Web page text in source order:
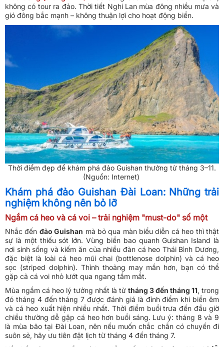
không có tour ra đảo. Thời tiết Nghi Lan mùa đông nhiều mưa và
gió đông bắc mạnh – không thuận lợi cho hoạt động biển.
Thời điểm đẹp để khám phá đảo Guishan thường từ tháng 3–11.
(Nguồn: Internet)
Khám phá đảo Guishan Đài Loan: Những trải
nghiệm không nên bỏ lỡ
Ngắm cá heo và cá voi – trải nghiệm "must-do" số một
Nhắc đến đảo Guishan mà bỏ qua màn biểu diễn cá heo thì thật
sự là một thiếu sót lớn. Vùng biển bao quanh Guishan Island là
nơi sinh sống và kiếm ăn của nhiều đàn cá heo Thái Bình Dương,
đặc biệt là loài cá heo mũi chai (bottlenose dolphin) và cá heo
sọc (striped dolphin). Thỉnh thoảng may mắn hơn, bạn có thể
gặp cả cá voi nhỏ lướt qua ngang tầm mắt.
Mùa ngắm cá heo lý tưởng nhất là từ tháng 3 đến tháng 11, trong
đó tháng 4 đến tháng 7 được đánh giá là đỉnh điểm khi biển êm
và cá heo xuất hiện nhiều nhất. Thời điểm buổi trưa đến đầu giờ
chiều thường dễ gặp cá heo hơn buổi sáng. Lưu ý: tháng 8 và 9
là mùa bão tại Đài Loan, nên nếu muốn chắc chắn có chuyến đi
suôn sẻ, hãy ưu tiên đặt lịch từ tháng 4 đến tháng 7.